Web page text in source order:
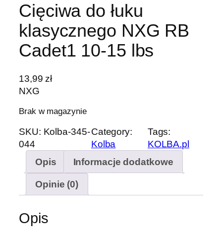
Cięciwa do łuku
klasycznego NXG RB
Cadet1 10-15 lbs
13,99zł
NXG
Brak w magazynie
SKU: Kolba-345-
044
Category:
Kolba
Tags:
KOLBA.pl
Opis
Informacje dodatkowe
Opinie (0)
Opis